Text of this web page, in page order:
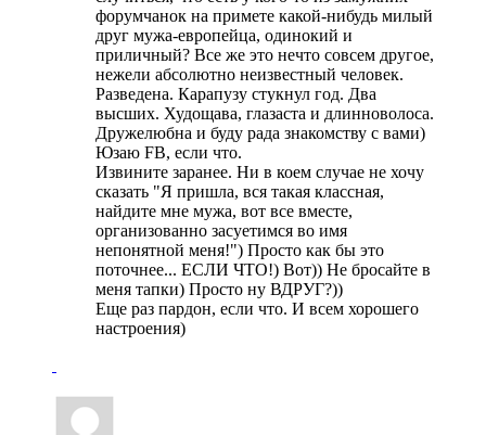
форумчанок на примете какой-нибудь милый
друг мужа-европейца, одинокий и
приличный? Все же это нечто совсем другое,
нежели абсолютно неизвестный человек.
Разведена. Карапузу стукнул год. Два
высших. Худощава, глазаста и длинноволоса.
Дружелюбна и буду рада знакомству с вами)
Юзаю FB, если что.
Извините заранее. Ни в коем случае не хочу
сказать "Я пришла, вся такая классная,
найдите мне мужа, вот все вместе,
организованно засуетимся во имя
непонятной меня!") Просто как бы это
поточнее... ЕСЛИ ЧТО!) Вот)) Не бросайте в
меня тапки) Просто ну ВДРУГ?))
Еще раз пардон, если что. И всем хорошего
настроения)